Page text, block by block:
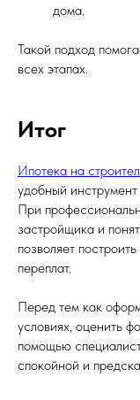
дома.
Такой подход
всех этапах.
Итог
Ипотека на
удобный
При
застройщика и
позволяет
переплат.
Перед тем как
условиях, оценить
помощью
спокойной и